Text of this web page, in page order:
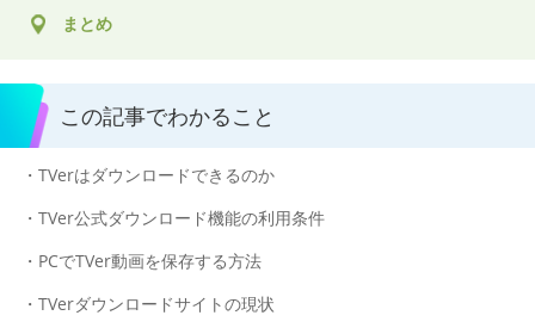
まとめ
この記事でわかること
・TVerはダウンロードできるのか
・TVer公式ダウンロード機能の利用条件
・PCでTVer動画を保存する方法
・TVerダウンロードサイトの現状